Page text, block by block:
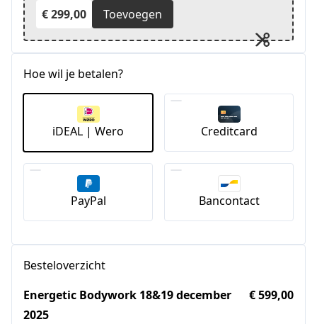
€ 299,00
Toevoegen
Hoe wil je betalen?
iDEAL | Wero Creditcard
PayPal Bancontact
Besteloverzicht
Energetic Bodywork 18&19 december
2025
€ 599,00